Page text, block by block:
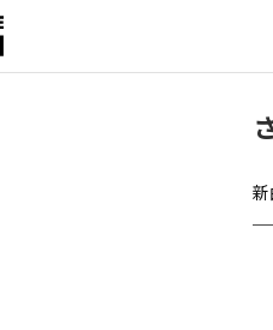
新